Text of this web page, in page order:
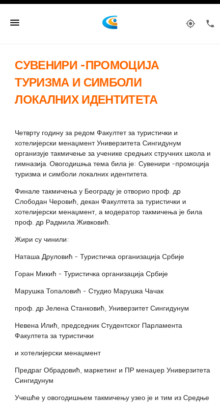
menu my_location phone
СУВЕНИРИ -ПРОМОЦИЈА
ТУРИЗМА И СИМБОЛИ
ЛОКАЛНИХ ИДЕНТИТЕТА
Четврту годину за редом Факултет за туристички и
хотелијерски менаџмент Универзитета Сингидунум
организује такмичење за ученике средњих стручних школа и
гимназија. Овогодишња тема била је: Сувенири -промоција
туризма и симболи локалних идентитета.
Финале такмичења у Београду је отворио проф. др
Слободан Черовић, декан Факултета за туристички и
хотелијерски менаџмент, а модератор такмичења је била
проф. др Радмила Живковић.
Жири су чинили:
Наташа Друловић - Туристичка организација Србије
Горан Микић - Туристичка организација Србије
Марушка Топаловић - Студио Марушка Чачак
проф. др Јелена Станковић, Универзитет Сингидунум
Невена Илић, председник Студентског Парламента
Факултета за туристички
и хотелијерски менаџмент
Предраг Обрадовић, маркетинг и ПР менаџер Универзитета
Сингидунум
Учешће у овогодишњем такмичењу узео је и тим из Средње